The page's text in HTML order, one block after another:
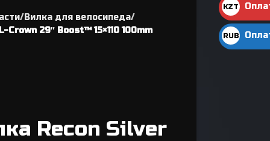
Рамы велосипедные
Вилка для велосипеда
Crown 29″ Boost™ 15×110 100mm
Recon Silver
KZT
KZT
RUB
руб.